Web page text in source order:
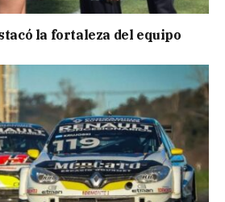
la fortaleza del equipo